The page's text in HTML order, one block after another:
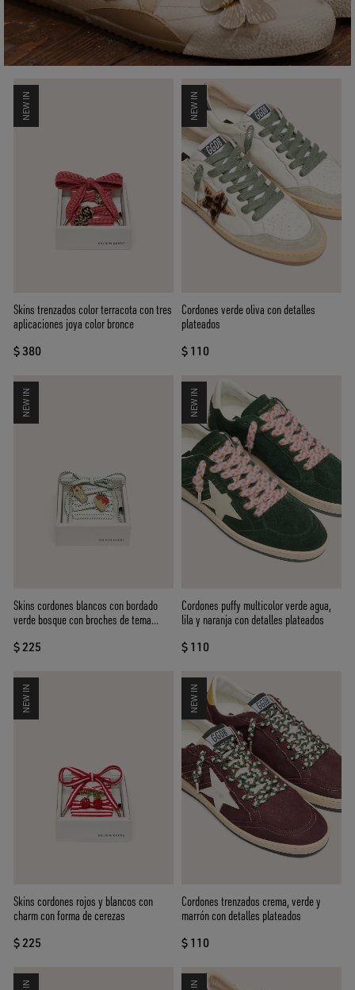
NEW IN
Skins trenzados color terracota con tres
aplicaciones joya color bronce
$ 380
NEW IN
Cordones verde oliva con detalles
plateados
$ 110
NEW IN
Skins cordones blancos con bordado
verde bosque con broches de tema
$ 225
NEW IN
Cordones puffy multicolor verde agua,
lila y naranja con detalles plateados
$ 110
NEW IN
Skins cordones rojos y blancos con
charm con forma de cerezas
$ 225
NEW IN
Cordones trenzados crema, verde y
marrón con detalles plateados
$ 110